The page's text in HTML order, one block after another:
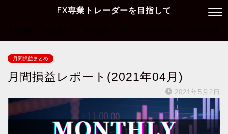
FX専業トレーダーを目指して
月間損益まとめ
月間損益レポート(2021年04月)
2021年5月2日